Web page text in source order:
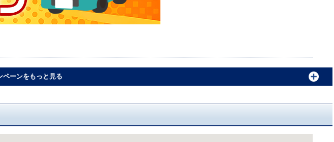
ペーンをもっと見る